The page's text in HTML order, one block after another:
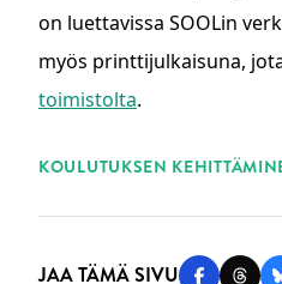
on luettavissa SOOLin
myös printtijulkaisuna,
toimistolta.
KOULUTUKSEN
JAA TÄMÄ SIVU